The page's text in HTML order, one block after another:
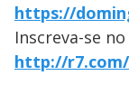
https://
Inscreva-se
http://r7.com/